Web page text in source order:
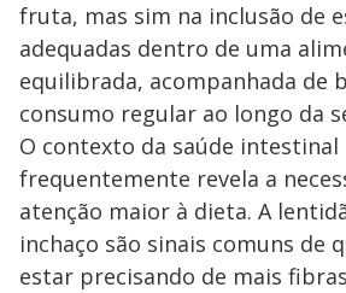
fruta, mas sim na inclusão de
adequadas dentro de uma
equilibrada, acompanhada de
consumo regular ao longo da
O contexto da saúde intestinal
frequentemente revela a
atenção maior à dieta. A
inchaço são sinais comuns de
estar precisando de mais